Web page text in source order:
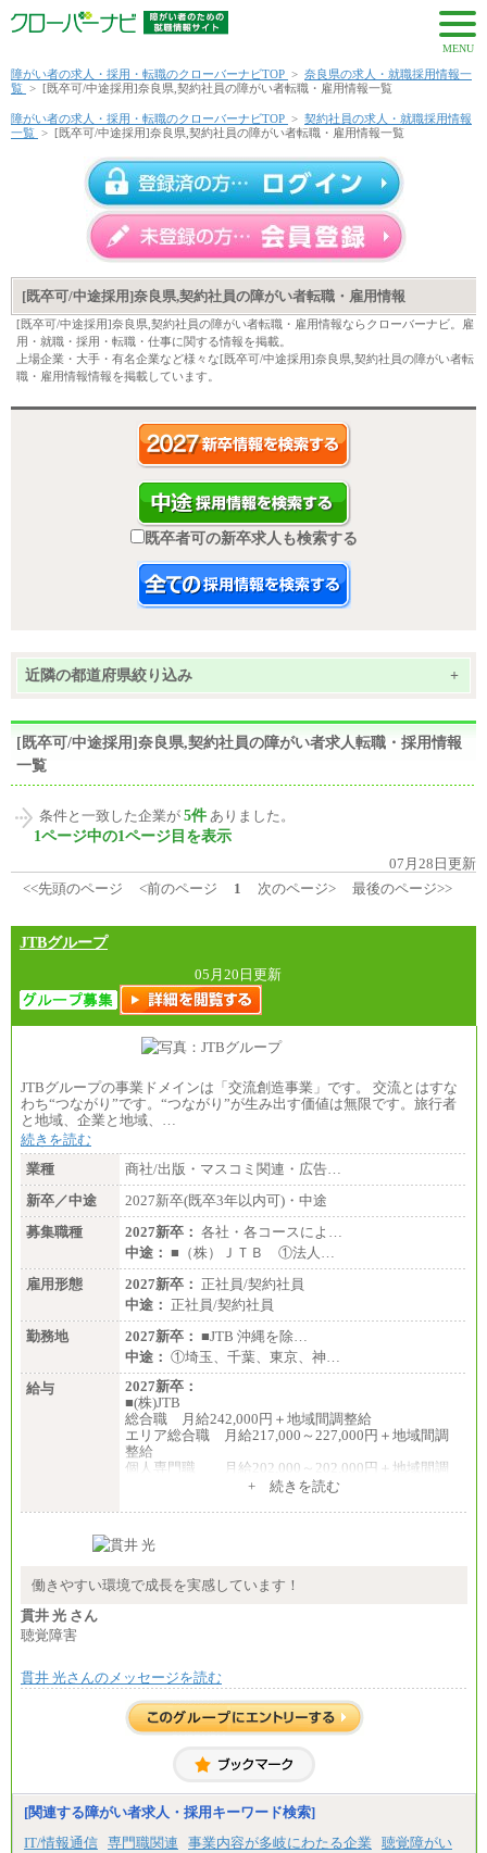
MENU
障がい者の求人・採用・転職のクローバーナビTOP > 奈良県の求人・就職採用情報一
覧 > [既卒可/中途採用]奈良県,契約社員の障がい者転職・雇用情報一覧
障がい者の求人・採用・転職のクローバーナビTOP > 契約社員の求人・就職採用情報
一覧 > [既卒可/中途採用]奈良県,契約社員の障がい者転職・雇用情報一覧
[既卒可/中途採用]奈良県,契約社員の障がい者転職・雇用情報
[既卒可/中途採用]奈良県,契約社員の障がい者転職・雇用情報ならクローバーナビ。雇
用・就職・採用・転職・仕事に関する情報を掲載。
上場企業・大手・有名企業など様々な[既卒可/中途採用]奈良県,契約社員の障がい者転
職・雇用情報情報を掲載しています。
既卒者可の新卒求人も検索する
近隣の都道府県絞り込み +
[既卒可/中途採用]奈良県,契約社員の障がい者求人転職・採用情報
一覧
条件と一致した企業が 5件 ありました。
1ページ中の1ページ目を表示
07月28日更新
<<先頭のページ
<前のページ 1 次のページ> 最後のページ>>
JTBグループ
05月20日更新
JTBグループの事業ドメインは「交流創造事業」です。 交流とはすな
わち“つながり”です。“つながり”が生み出す価値は無限です。旅行者
と地域、企業と地域、…
続きを読む
業種
商社/出版・マスコミ関連・広告…
新卒／中途
2027新卒(既卒3年以内可)・中途
募集職種
2027新卒： 各社・各コースによ…
中途： ■（株）ＪＴＢ ①法人…
雇用形態
2027新卒： 正社員/契約社員
中途： 正社員/契約社員
勤務地
2027新卒： ■JTB 沖縄を除…
中途： ①埼玉、千葉、東京、神…
給与
2027新卒：
■(株)JTB
総合職 月給242,000円＋地域間調整給
エリア総合職 月給217,000～227,000円＋地域間調
整給
個人専門職 月給202,000～202,000円＋地域間調
総合職 月給208,000～235,000円
※詳細はJTBキャリアサイトよりご確認ください。
総合職 月給220,000～230,000円＋地域間調整給
整給
※詳細はJTBキャリアサイトよりご確認ください。
■(株)JTBコミュニケーションデザイン
総合職 月給230,000円
みなし残業手当：20,000円（一律支給）※みなし
残業手当の残業時間は10.43時間。
間に応じて、時間外手当等を支給。
+ 続きを読む
働きやすい環境で成長を実感しています！
貫井 光 さん
聴覚障害
貫井 光さんのメッセージを読む
[関連する障がい者求人・採用キーワード検索]
IT/情報通信 専門職関連 事業内容が多岐にわたる企業
聴覚障がい